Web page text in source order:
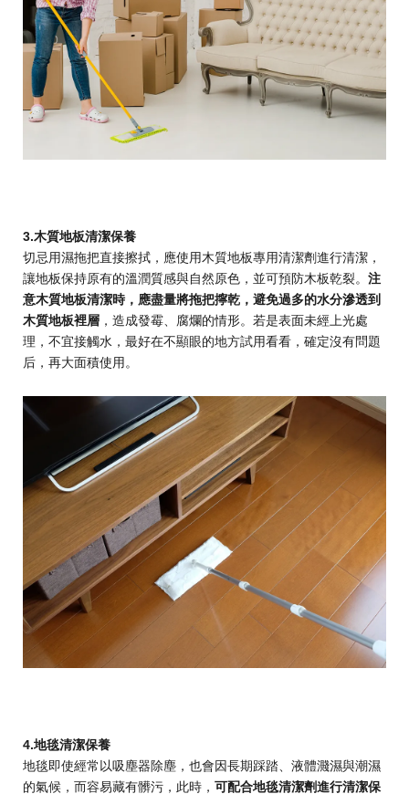
3.木質地板清潔保養
切忌用濕拖把直接擦拭，應使用木質地板專用清潔劑進行清潔，
讓地板保持原有的溫潤質感與自然原色，並可預防木板乾裂。 注
意木質地板清潔時，應盡量將拖把擰乾 ， 避免過多的水分滲透到
木質地板裡層 ，造成發霉、腐爛的情形。若是表面未經上光處
理，不宜接觸水，最好在不顯眼的地方試用看看，確定沒有問題
后，再大面積使用。
4.地毯清潔保養
地毯即使經常以吸塵器除塵，也會因長期踩踏、液體濺濕與潮濕
的氣候，而容易藏有髒污，此時， 可配合地毯清潔劑進行清潔保